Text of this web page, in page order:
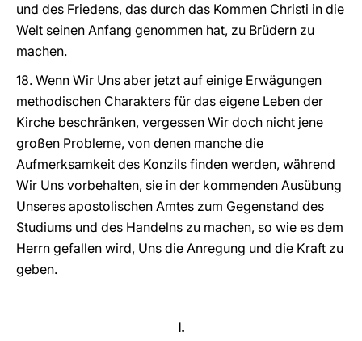
und des Friedens, das durch das Kommen Christi in die
Welt seinen Anfang genommen hat, zu Brüdern zu
machen.
18. Wenn Wir Uns aber jetzt auf einige Erwägungen
methodischen Charakters für das eigene Leben der
Kirche beschränken, vergessen Wir doch nicht jene
großen Probleme, von denen manche die
Aufmerksamkeit des Konzils finden werden, während
Wir Uns vorbehalten, sie in der kommenden Ausübung
Unseres apostolischen Amtes zum Gegenstand des
Studiums und des Handelns zu machen, so wie es dem
Herrn gefallen wird, Uns die Anregung und die Kraft zu
geben.
I.